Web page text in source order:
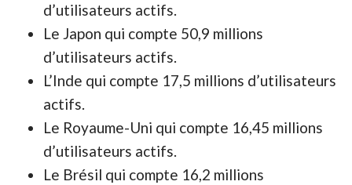
d’utilisateurs actifs.
Le Japon qui compte 50,9 millions
d’utilisateurs actifs.
L’Inde qui compte 17,5 millions d’utilisateurs
actifs.
Le Royaume-Uni qui compte 16,45 millions
d’utilisateurs actifs.
Le Brésil qui compte 16,2 millions